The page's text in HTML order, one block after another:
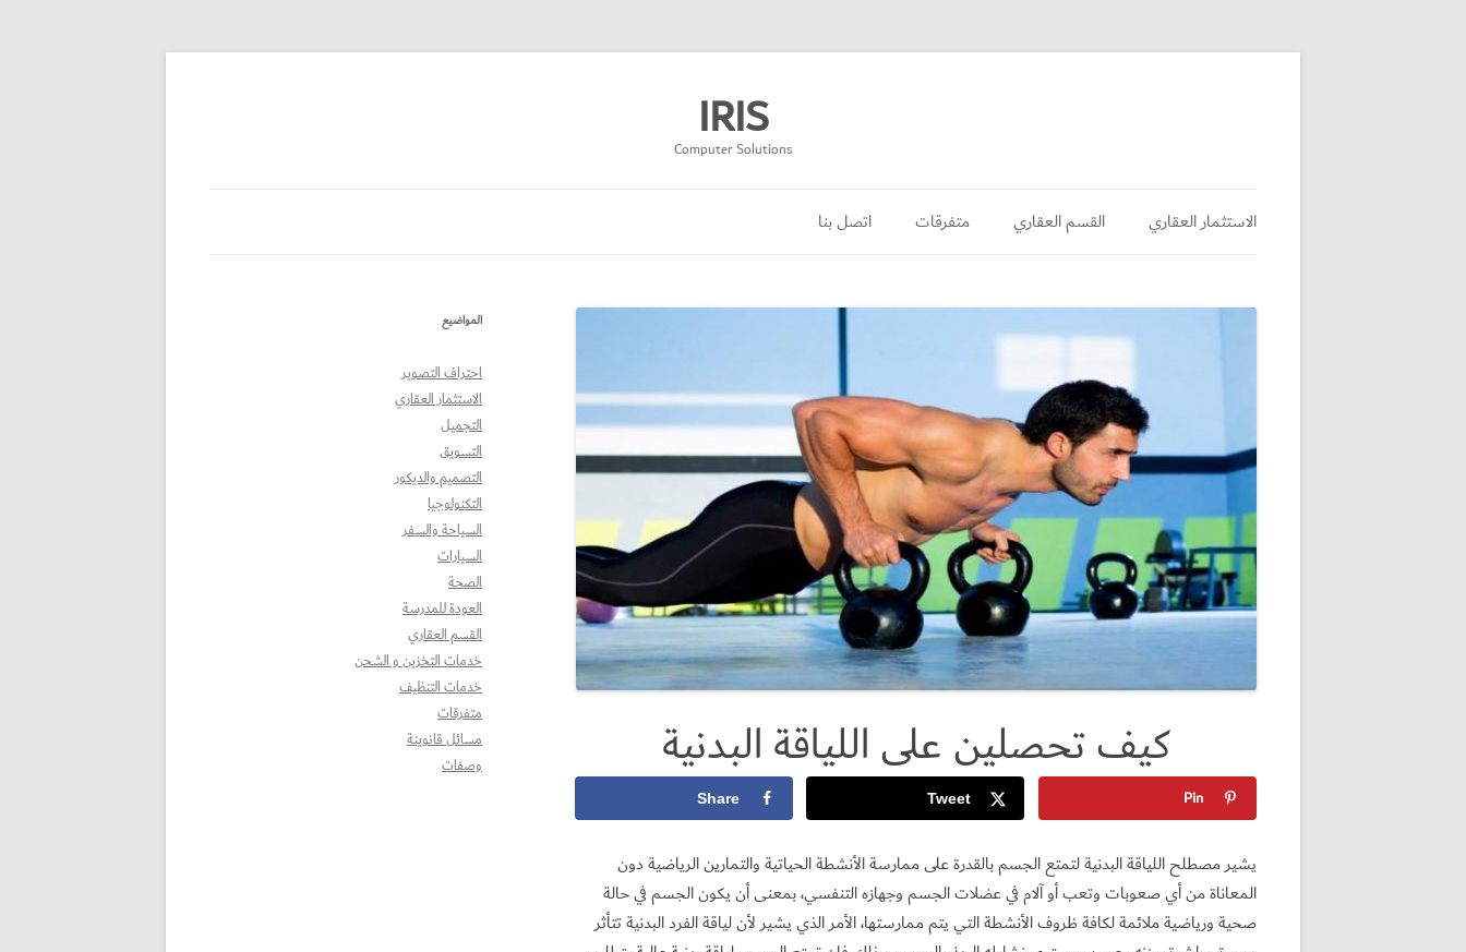
IRIS
Computer Solutions
الاستثمار العقاري القسم العقاري متفرقات اتصل بنا
كيف تحصلين على اللياقة البدنية
Share Tweet Pin
يشير مصطلح اللياقة البدنية لتمتع الجسم بالقدرة على ممارسة الأنشطة الحياتية والتمارين الرياضية دون
المعاناة من أي صعوبات وتعب أو آلام في عضلات الجسم وجهازه التنفسي، بمعنى أن يكون الجسم في حالة
صحية ورياضية ملائمة لكافة ظروف الأنشطة التي يتم ممارستها، الأمر الذي يشير لأن لياقة الفرد البدنية تتأثر
المواضيع
احتراف التصوير
الاستثمار العقاري
التجميل
التسويق
التصميم والديكور
التكنولوجيا
السياحة والسفر
السيارات
الصحة
العودة للمدرسة
القسم العقاري
خدمات التخزين و الشحن
خدمات التنظيف
متفرقات
مسائل قانوينة
وصفات